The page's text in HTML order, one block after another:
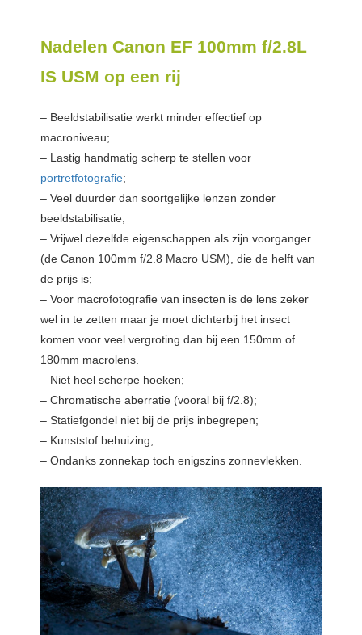
Nadelen Canon EF 100mm f/2.8L
IS USM op een rij
– Beeldstabilisatie werkt minder effectief op
macroniveau;
– Lastig handmatig scherp te stellen voor
portretfotografie;
– Veel duurder dan soortgelijke lenzen zonder
beeldstabilisatie;
– Vrijwel dezelfde eigenschappen als zijn voorganger
(de Canon 100mm f/2.8 Macro USM), die de helft van
de prijs is;
– Voor macrofotografie van insecten is de lens zeker
wel in te zetten maar je moet dichterbij het insect
komen voor veel vergroting dan bij een 150mm of
180mm macrolens.
– Niet heel scherpe hoeken;
– Chromatische aberratie (vooral bij f/2.8);
– Statiefgondel niet bij de prijs inbegrepen;
– Kunststof behuizing;
– Ondanks zonnekap toch enigszins zonnevlekken.